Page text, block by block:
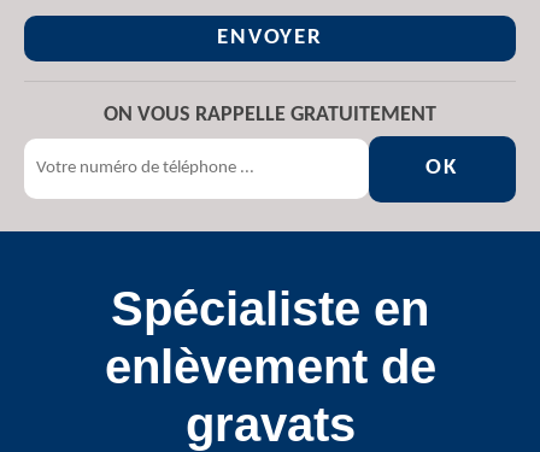
ON VOUS RAPPELLE GRATUITEMENT
Spécialiste en
enlèvement de
gravats